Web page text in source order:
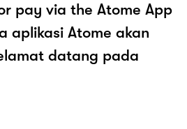
pay via the Atome App
aplikasi Atome akan
datang pada